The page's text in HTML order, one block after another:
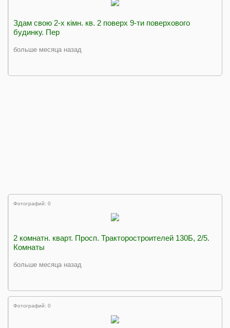
Здам свою 2-х кiмн. кв. 2 поверх 9-ти поверхового
будинку. Пер
больше месяца назад
Фотографий: 0
2 комнатн. кварт. Просп. Тракторостроителей 130Б, 2/5.
Комнаты
больше месяца назад
Фотографий: 0